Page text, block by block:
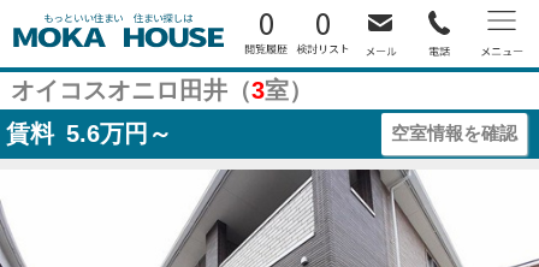
0 0
オイコスオニロ田井（3室）
賃料 5.6万円～ 空室情報を確認